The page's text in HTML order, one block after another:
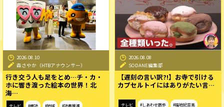
2026.08.10
森さやか（HTBアナウンサー）
行き交う人も足をとめ…チ・カ・
ホに響き渡った絵本の世界！北
海…
テレビ #朗読 #地域 #読書推進
2026.08.08
SODANE編集部
【遅刻の言い訳?!】お寺で引ける
カプセルトイにはありがたい言…
テレビ #しあわせ散歩 #福地妃菜美